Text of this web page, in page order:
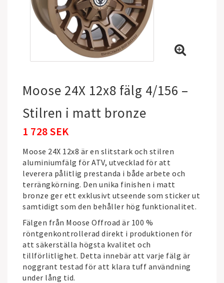
Moose 24X 12x8 fälg 4/156 –
Stilren i matt bronze
1 728 SEK
Moose 24X 12x8 är en slitstark och stilren
aluminiumfälg för ATV, utvecklad för att
leverera pålitlig prestanda i både arbete och
terrängkörning. Den unika finishen i matt
bronze ger ett exklusivt utseende som sticker ut
samtidigt som den behåller hög funktionalitet.
Fälgen från Moose Offroad är 100 %
röntgenkontrollerad direkt i produktionen för
att säkerställa högsta kvalitet och
tillförlitlighet. Detta innebär att varje fälg är
noggrant testad för att klara tuff användning
under lång tid.